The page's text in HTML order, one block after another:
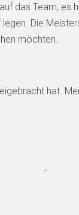
das Team, es
Die
möchten.
hat.